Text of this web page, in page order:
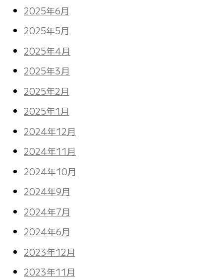
2025年6月
2025年5月
2025年4月
2025年3月
2025年2月
2025年1月
2024年12月
2024年11月
2024年10月
2024年9月
2024年7月
2024年6月
2023年12月
2023年11月